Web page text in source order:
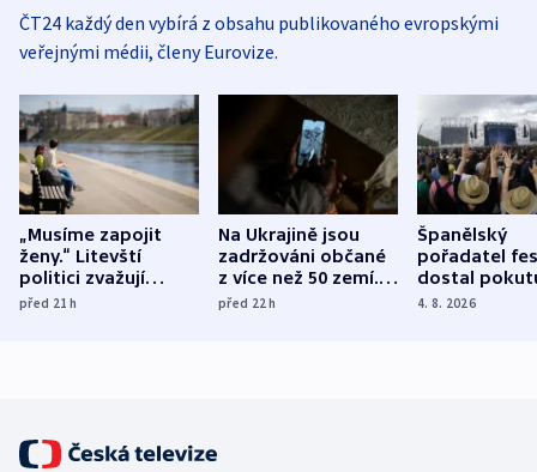
ČT24 každý den vybírá z obsahu publikovaného evropskými
veřejnými médii, členy Eurovize.
„Musíme zapojit
ženy.“ Litevští
politici zvažují
dohodu o
před 21h
Na Ukrajině jsou
zadržováni občané
z více než 50 zemí.
Bojovali na straně
před 22h
Španělský
pořadatel
dostal
nekalé
4. 8. 2026